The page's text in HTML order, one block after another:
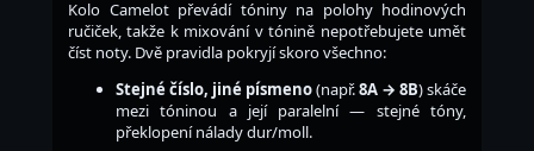
Kolo Camelot převádí tóniny na polohy hodinových
ručiček, takže k mixování v tónině nepotřebujete umět
číst noty. Dvě pravidla pokryjí skoro všechno:
Stejné číslo, jiné písmeno(např.8A → 8B) skáče
mezi tóninou a její paralelní — stejné tóny,
překlopení nálady dur/moll.